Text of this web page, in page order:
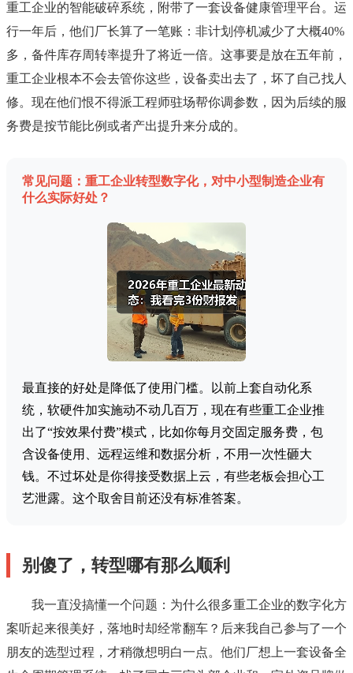
重工企业的智能破碎系统，附带了一套设备健康管理平台。运
行一年后，他们厂长算了一笔账：非计划停机减少了大概40%
多，备件库存周转率提升了将近一倍。这事要是放在五年前，
重工企业根本不会去管你这些，设备卖出去了，坏了自己找人
修。现在他们恨不得派工程师驻场帮你调参数，因为后续的服
务费是按节能比例或者产出提升来分成的。
常见问题：重工企业转型数字化，对中小型制造企业有
什么实际好处？
最直接的好处是降低了使用门槛。以前上套自动化系
统，软硬件加实施动不动几百万，现在有些重工企业推
出了“按效果付费”模式，比如你每月交固定服务费，包
含设备使用、远程运维和数据分析，不用一次性砸大
钱。不过坏处是你得接受数据上云，有些老板会担心工
艺泄露。这个取舍目前还没有标准答案。
别傻了，转型哪有那么顺利
我一直没搞懂一个问题：为什么很多重工企业的数字化方
案听起来很美好，落地时却经常翻车？后来我自己参与了一个
朋友的选型过程，才稍微想明白一点。他们厂想上一套设备全